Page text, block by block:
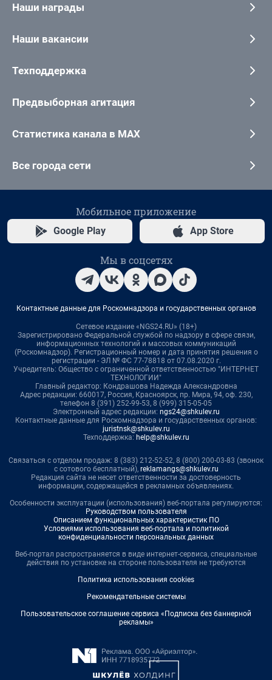
Наши награды
Наши вакансии
Техподдержка
Предвыборная агитация
Статистика канала в MAX
Все города сети
Мобильное приложение
Google Play App Store
Мы в соцсетях
Контактные данные для Роскомнадзора и государственных органов
Сетевое издание «NGS24.RU» (18+)
Зарегистрировано Федеральной службой по надзору в сфере связи,
информационных технологий и массовых коммуникаций
(Роскомнадзор). Регистрационный номер и дата принятия решения о
регистрации - ЭЛ № ФС 77-78818 от 07.08.2020 г.
Учредитель: Общество с ограниченной ответственностью "ИНТЕРНЕТ
ТЕХНОЛОГИИ"
Главный редактор: Кондрашова Надежда Александровна
Адрес редакции: 660017, Россия, Красноярск, пр. Мира, 94, оф. 230,
телефон 8 (391) 252-99-53, 8 (999) 315-05-05
Электронный адрес редакции: ngs24@shkulev.ru
Контактные данные для Роскомнадзора и государственных органов:
juristnsk@shkulev.ru
Техподдержка: help@shkulev.ru
Связаться с отделом продаж: 8 (383) 212-52-52, 8 (800) 200-03-83 (звонок
с сотового бесплатный), reklamangs@shkulev.ru
Редакция сайта не несет ответственности за достоверность
информации, содержащейся в рекламных объявлениях.
Особенности эксплуатации (использования) веб-портала регулируются:
Руководством пользователя
Описанием функциональных характеристик ПО
Условиями использования веб-портала и политикой
конфиденциальности персональных данных
Веб-портал распространяется в виде интернет-сервиса, специальные
действия по установке на стороне пользователя не требуются
Политика использования cookies
Рекомендательные системы
Пользовательское соглашение сервиса «Подписка без баннерной
рекламы»